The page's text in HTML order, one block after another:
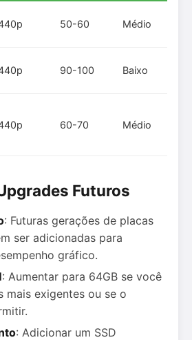
50-60 Médio
90-100 Baixo
60-70 Médio
Futuros
: Futuras gerações de placas
ser adicionadas para
gráfico.
: Aumentar para 64GB se você
mais exigentes ou se o
: Adicionar um SSD